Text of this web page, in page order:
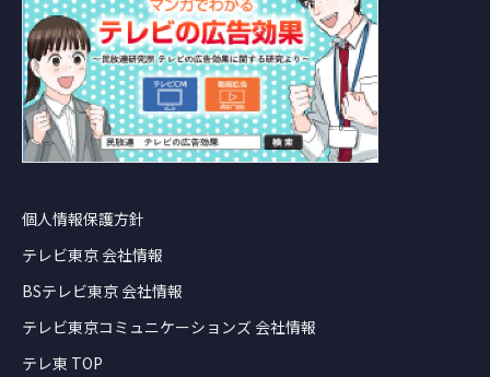
個人情報保護方針
テレビ東京 会社情報
BSテレビ東京 会社情報
テレビ東京コミュニケーションズ 会社情報
テレ東 TOP